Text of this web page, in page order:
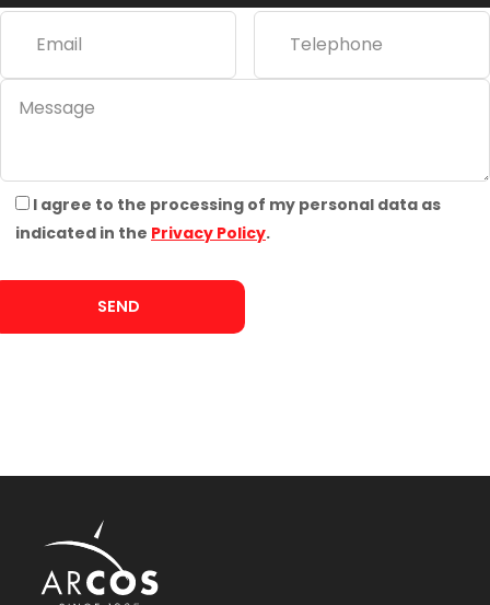
I agree to the processing of my personal data as
indicated in the Privacy Policy.